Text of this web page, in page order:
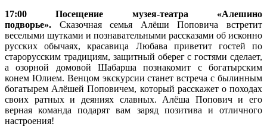
17:00 Посещение музея-театра «Алешино
подворье». Сказочная семья Алёши Поповича встретит
веселыми шутками и познавательными рассказами об исконно
русских обычаях, красавица Любава приветит гостей по
старорусским традициям, защитный оберег с гостями сделает,
а озорной домовой Шабарша познакомит с богатырским
конем Юлием. Венцом экскурсии станет встреча с былинным
богатырем Алёшей Поповичем, который расскажет о походах
своих ратных и деяниях славных. Алёша Попович и его
верная команда подарят вам заряд позитива и отличного
настроения!